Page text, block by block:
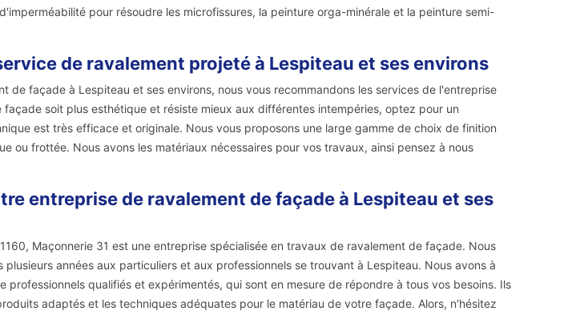
pour résoudre les microfissures, la peinture orga-minérale et la peinture semi-
de ravalement projeté à Lespiteau et ses environs
de façade à Lespiteau et ses environs, nous vous recommandons les services de l'entreprise
façade soit plus esthétique et résiste mieux aux différentes intempéries, optez pour un
est très efficace et originale. Nous vous proposons une large gamme de choix de finition
ou frottée. Nous avons les matériaux nécessaires pour vos travaux, ainsi pensez à nous
entreprise de ravalement de façade à Lespiteau et ses
Maçonnerie 31 est une entreprise spécialisée en travaux de ravalement de façade. Nous
plusieurs années aux particuliers et aux professionnels se trouvant à Lespiteau. Nous avons à
professionnels qualifiés et expérimentés, qui sont en mesure de répondre à tous vos besoins. Ils
adaptés et les techniques adéquates pour le matériau de votre façade. Alors, n'hésitez